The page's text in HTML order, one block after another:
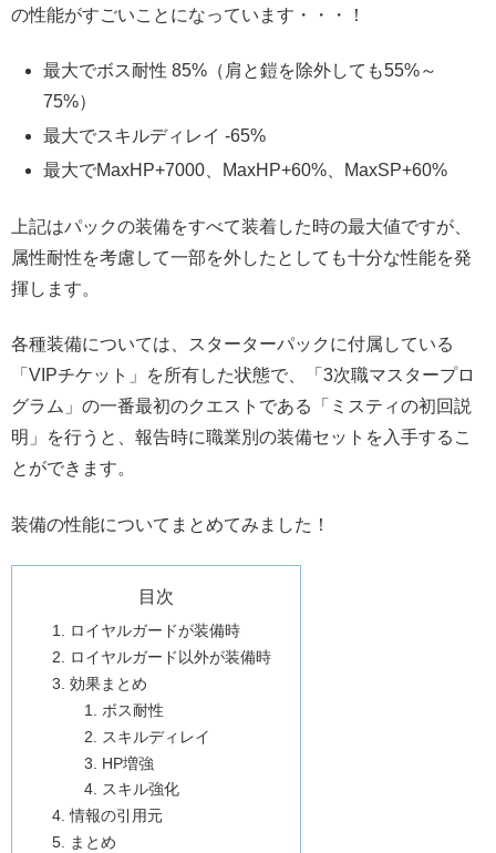
の性能がすごいことになっています・・・！
最大でボス耐性 85%（肩と鎧を除外しても55%～
75%）
最大でスキルディレイ -65%
最大でMaxHP+7000、MaxHP+60%、MaxSP+60%
上記はパックの装備をすべて装着した時の最大値ですが、
属性耐性を考慮して一部を外したとしても十分な性能を発
揮します。
各種装備については、スターターパックに付属している
「VIPチケット」を所有した状態で、「3次職マスタープロ
グラム」の一番最初のクエストである「ミスティの初回説
明」を行うと、報告時に職業別の装備セットを入手するこ
とができます。
装備の性能についてまとめてみました！
目次
ロイヤルガードが装備時
ロイヤルガード以外が装備時
効果まとめ
ボス耐性
スキルディレイ
HP増強
スキル強化
情報の引用元
まとめ